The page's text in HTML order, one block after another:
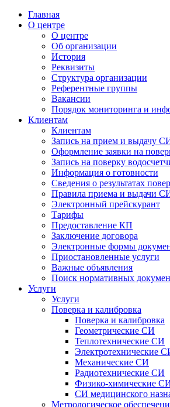
Главная
О центре
О центре
Об организации
История
Реквизиты
Структура организации
Референтные группы
Вакансии
Порядок мониторинга и
Клиентам
Клиентам
Запись на прием и выдачу
Оформление заявки на
Запись на поверку
Информация о готовности
Сведения о результатах
Правила приема и выдачи
Электронный прейскурант
Тарифы
Предоставление КП
Заключение договора
Электронные формы
Приостановленные услуги
Важные объявления
Поиск нормативных
Услуги
Услуги
Поверка и калибровка
Поверка и калибровка
Геометрические СИ
Теплотехнические СИ
Электротехнические
Механические СИ
Радиотехнические СИ
Физико-химические
СИ медицинского
Метрологическое